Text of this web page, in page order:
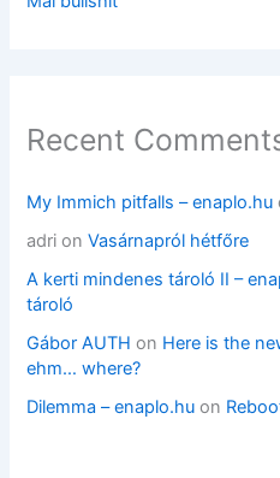
Recent
My Immich pitfalls – enaplo.hu
adri onVasárnapról hétfőre
A kerti mindenes tároló II –
tároló
Gábor AUTH on Here is the
ehm… where?
Dilemma – enaplo.hu on